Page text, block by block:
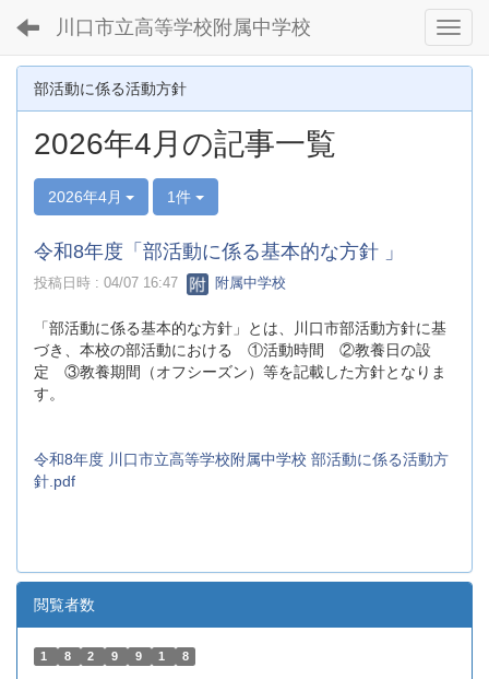
川口市立高等学校附属中学校
部活動に係る活動方針
2026年4月の記事一覧
2026年4月 1件
令和8年度「部活動に係る基本的な方針 」
投稿日時 : 04/07 16:47 附属中学校
「部活動に係る基本的な方針」とは、川口市部活動方針に基
づき、本校の部活動における ①活動時間 ②教養日の設
定 ③教養期間（オフシーズン）等を記載した方針となりま
す。
令和8年度 川口市立高等学校附属中学校 部活動に係る活動方
針.pdf
閲覧者数
1 8 2 9 9 1 8